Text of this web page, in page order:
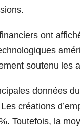
ont
soutenu les
données
créations
Toutefois, la